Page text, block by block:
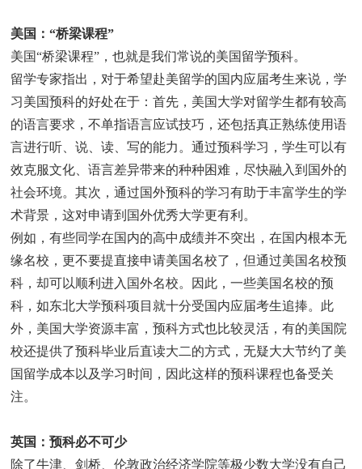
美国：“桥梁课程”
美国“桥梁课程”，也就是我们常说的美国留学预科。
留学专家指出，对于希望赴美留学的国内应届考生来说，学
习美国预科的好处在于：首先，美国大学对留学生都有较高
的语言要求，不单指语言应试技巧，还包括真正熟练使用语
言进行听、说、读、写的能力。通过预科学习，学生可以有
效克服文化、语言差异带来的种种困难，尽快融入到国外的
社会环境。其次，通过国外预科的学习有助于丰富学生的学
术背景，这对申请到国外优秀大学更有利。
例如，有些同学在国内的高中成绩并不突出，在国内根本无
缘名校，更不要提直接申请美国名校了，但通过美国名校预
科，却可以顺利进入国外名校。因此，一些美国名校的预
科，如东北大学预科项目就十分受国内应届考生追捧。此
外，美国大学资源丰富，预科方式也比较灵活，有的美国院
校还提供了预科毕业后直读大二的方式，无疑大大节约了美
国留学成本以及学习时间，因此这样的预科课程也备受关
注。
英国：预科必不可少
除了牛津、剑桥、伦敦政治经济学院等极少数大学没有自己